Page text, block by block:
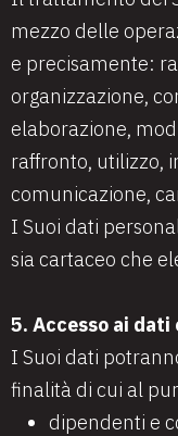
mezzo delle
e precisamente:
organizzazione,
elaborazione,
raffronto, utilizzo,
comunicazione,
I Suoi dati
sia cartaceo che
5. Accesso ai
I Suoi dati
finalità di cui al
dipendenti e